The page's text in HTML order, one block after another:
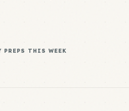
PREPS THIS WEEK